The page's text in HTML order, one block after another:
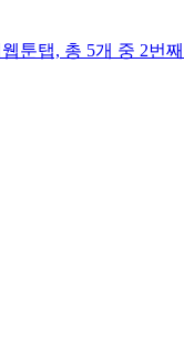
웹툰탭, 총 5개 중 2번째